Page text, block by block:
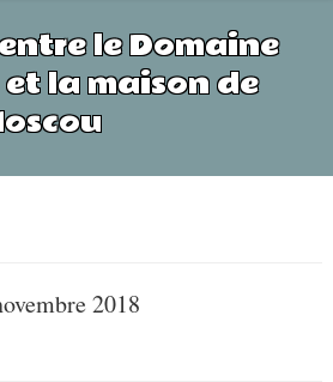
le Domaine
la maison de
2018